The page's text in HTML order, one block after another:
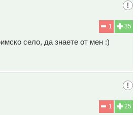
35
1
село, да знаете от мен :)
25
1